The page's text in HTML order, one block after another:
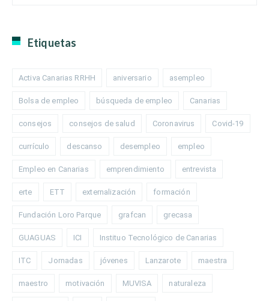
Etiquetas
Activa Canarias RRHH aniversario asempleo
Bolsa de empleo búsqueda de empleo Canarias
consejos consejos de salud Coronavirus Covid-19
currículo descanso desempleo empleo
Empleo en Canarias emprendimiento entrevista
erte ETT externalización formación
Fundación Loro Parque grafcan grecasa
GUAGUAS ICI Instituo Tecnológico de Canarias
ITC Jornadas jóvenes Lanzarote maestra
maestro motivación MUVISA naturaleza